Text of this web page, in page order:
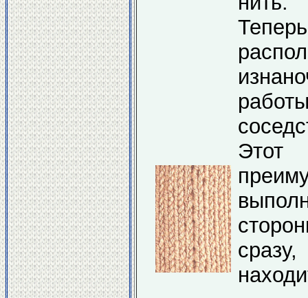
Этот